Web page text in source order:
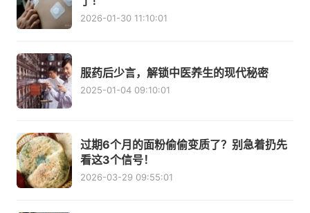
2026-01-30 11:10:01
服药后少言，解锁中医养生的现代秘密
2025-01-04 09:10:01
过期6个月的面粉偷偷变质了？别急着扔先
看这3个信号！
2026-03-29 09:55:01